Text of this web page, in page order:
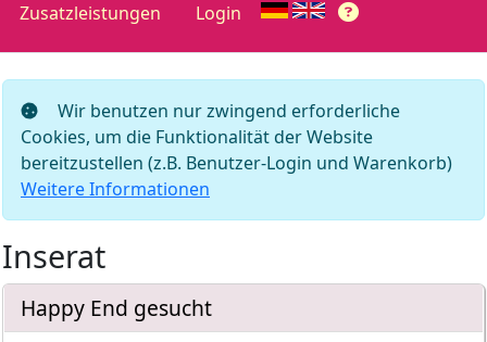
Zusatzleistungen
Login
Wir benutzen nur zwingend erforderliche
Cookies, um die Funktionalität der Website
bereitzustellen (z.B. Benutzer-Login und Warenkorb)
Weitere Informationen
Inserat
Happy End gesucht